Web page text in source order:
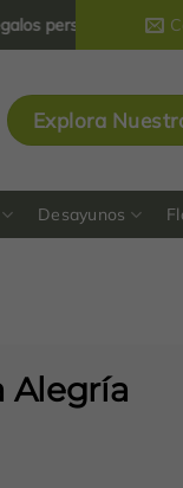
y
Explora
Desayunos
Alegría